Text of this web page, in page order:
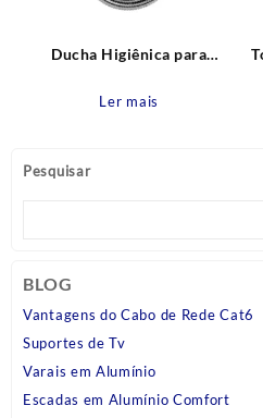
Pesquisar
BLOG
Vantagens do Cabo de Rede Cat6
Suportes de Tv
Varais em Alumínio
Escadas em Alumínio Comfort
Ducha Higiênica para
Blukit
Ler mais